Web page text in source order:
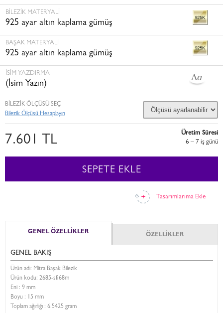
BILEZIK MATERYALI
925 ayar altın kaplama gümüş
BAŞAK MATERYALI
925 ayar altın kaplama gümüş
İSİM YAZDIRMA
(İsim Yazın)
Tasarımlarıma Ekle
BİLEZİK ÖLÇÜSÜ SEÇ
Bilezik Ölçüsü Hesaplayın
7.601 TL
Üretim Süresi
6 – 7 i̇ş günü
SEPETE EKLE
GENEL ÖZELLİKLER ÖZELLİKLER
GENEL BAKIŞ
Ürün adı: Mitra Başak Bilezik
Ürün kodu: 2685-sfi68m
Eni : 9 mm
Boyu : 15 mm
Toplam ağırlığı : 6.5425 gram